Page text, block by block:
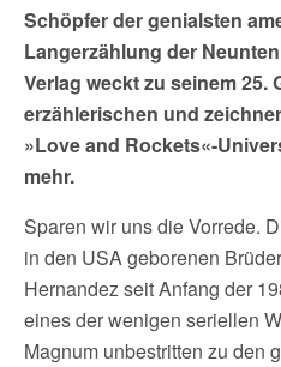
Schöpfer der genialsten
Langerzählung der
Verlag weckt zu seinem 25.
erzählerischen und
»Love and Rockets«-
mehr.
Sparen wir uns die Vorrede.
in den USA geborenen
Hernandez seit Anfang der
eines der wenigen seriellen
Magnum unbestritten zu den